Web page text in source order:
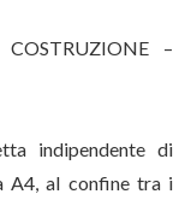
–
indipendente di
A4, al confine tra i